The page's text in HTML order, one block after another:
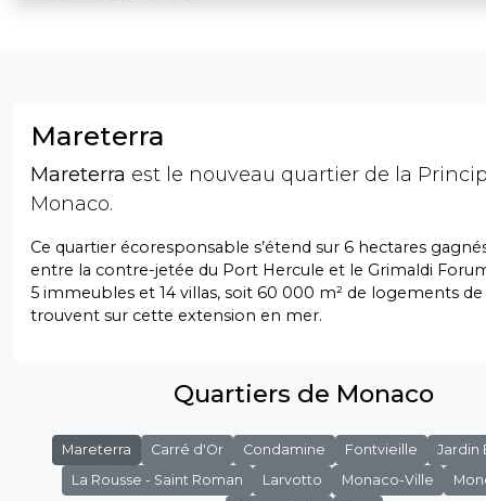
Mareterra
Mareterra est le nouveau quartier de la
Monaco.
Ce quartier écoresponsable s’étend sur 6 hectares
entre la contre-jetée du Port Hercule et le Grimaldi
5 immeubles et 14 villas, soit 60 000 m² de logements de
trouvent sur cette extension en mer.
Quartiers de Monaco
Mareterra Carré d'Or Condamine Fontvieille
Jardin
La Rousse - Saint Roman
Larvotto Monaco-Ville